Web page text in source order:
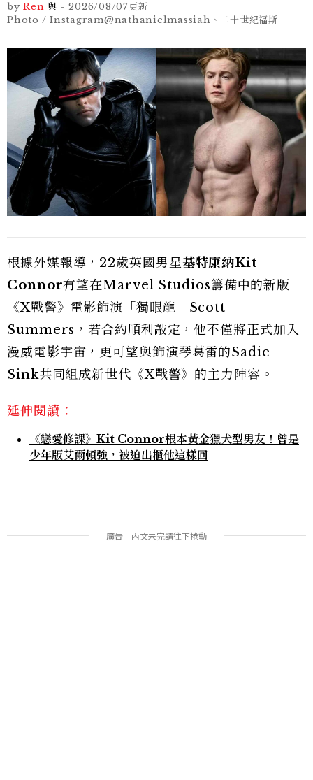
by Ren與 -2026/08/07更新
Photo / Instagram@nathanielmassiah、二十世紀福斯
根據外媒報導，22歲英國男星基特康納Kit
Connor有望在Marvel Studios籌備中的新版
《X戰警》電影飾演「獨眼龍」Scott
Summers，若合約順利敲定，他不僅將正式加入
漫威電影宇宙，更可望與飾演琴葛雷的Sadie
Sink共同組成新世代《X戰警》的主力陣容。
延伸閱讀：
《戀愛修課》Kit Connor根本黃金獵犬型男友！曾是
少年版艾爾頓強，被迫出櫃他這樣回